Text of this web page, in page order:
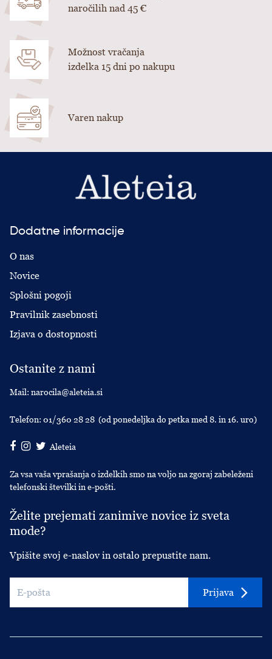
naročilih nad 45 €
Možnost vračanja
izdelka 15 dni po nakupu
Varen nakup
Dodatne informacije
O nas
Novice
Splošni pogoji
Pravilnik zasebnosti
Izjava o dostopnosti
Ostanite z nami
Mail: narocila@aleteia.si
Telefon: 01/360 28 28 (od ponedeljka do petka med 8. in 16. uro)
Aleteia
Za vsa vaša vprašanja o izdelkih smo na voljo na zgoraj zabeleženi
telefonski številki in e-pošti.
Želite prejemati zanimive novice iz sveta
mode?
Vpišite svoj e-naslov in ostalo prepustite nam.
Prijava